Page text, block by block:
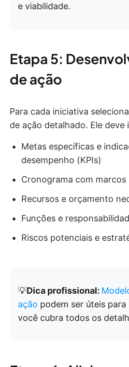
e viabilidade.
Etapa 5:
de ação
Para cada iniciativa
de ação detalhado. Ele deve
Metas específicas e
desempenho (KPIs)
Cronograma com
Recursos e orçamento
Funções e
Riscos potenciais e
💡Dica profissional:
ação podem ser úteis
você cubra todos os